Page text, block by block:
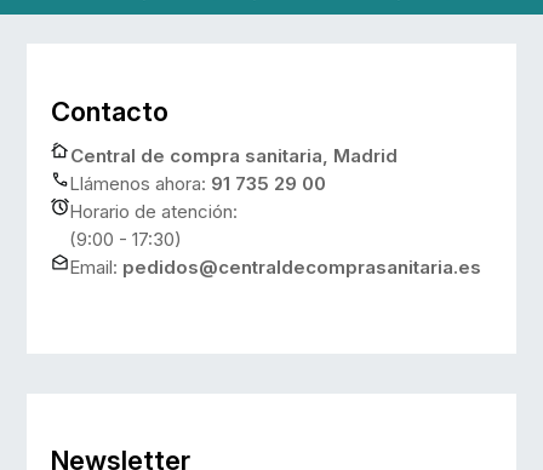
Contacto
Central de compra sanitaria, Madrid
Llámenos ahora: 91 735 29 00
Horario de atención:
(9:00 - 17:30)
Email: pedidos@centraldecomprasanitaria.es
Newsletter